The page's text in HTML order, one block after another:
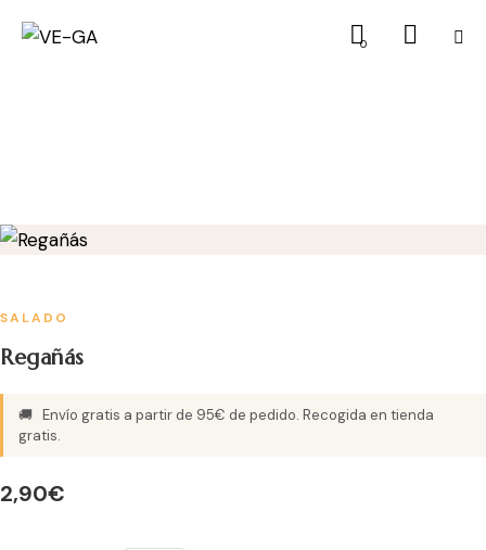
0
SALADO
Regañás
🚚 Envío gratis a partir de 95€ de pedido. Recogida en tienda
gratis.
2,90€